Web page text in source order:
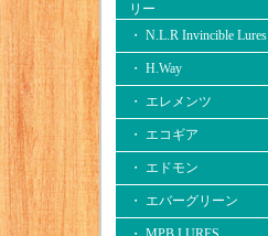
リー
・ N.L.R Invincible Lures
・ H.Way
・ エレメンツ
・ エコギア
・ エドモン
・ エバーグリーン